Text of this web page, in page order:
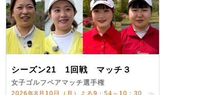
シーズン21 1回戦 マッチ３
女子ゴルフペアマッチ選手権
2026年8月10日（月）よる9：54～10：30